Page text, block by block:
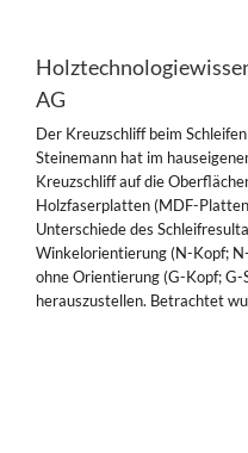
AG
Der Kreuzschliff beim
Steinemann hat im
Kreuzschliff auf die
Holzfaserplatten (MDF-
Unterschiede des
Winkelorientierung (N-Kopf;
ohne Orientierung (G-Kopf; G-
herauszustellen. Betrachtet